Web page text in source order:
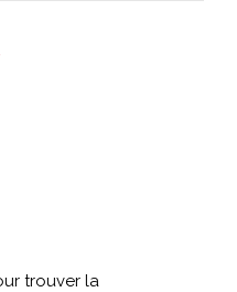
trouver la